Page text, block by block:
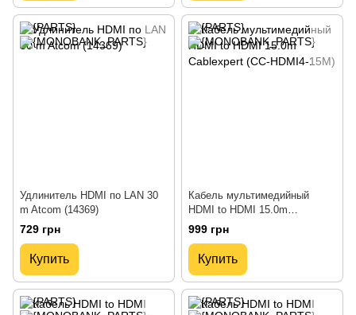
Удлинитель HDMI по LAN 30
m Atcom (14369)
729 грн
Купить
Кабель мультимедийный
HDMI to HDMI 15.0m
Cablexpert (CC-HDMI4-15M)
999 грн
Купить